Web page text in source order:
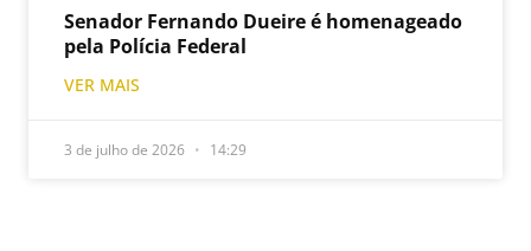
Senador Fernando Dueire é homenageado
pela Polícia Federal
VER MAIS
3 de julho de 2026 14:29